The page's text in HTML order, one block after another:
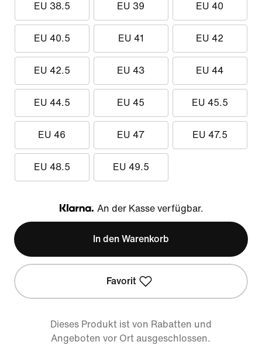
EU 38.5 EU 39 EU 40
EU 40.5 EU 41 EU 42
EU 42.5 EU 43 EU 44
EU 44.5 EU 45 EU 45.5
EU 46 EU 47 EU 47.5
EU 48.5 EU 49.5
Klarna
An der Kasse verfügbar.
In den Warenkorb
Favorit
Dieses Produkt ist von Rabatten und
Angeboten vor Ort ausgeschlossen.